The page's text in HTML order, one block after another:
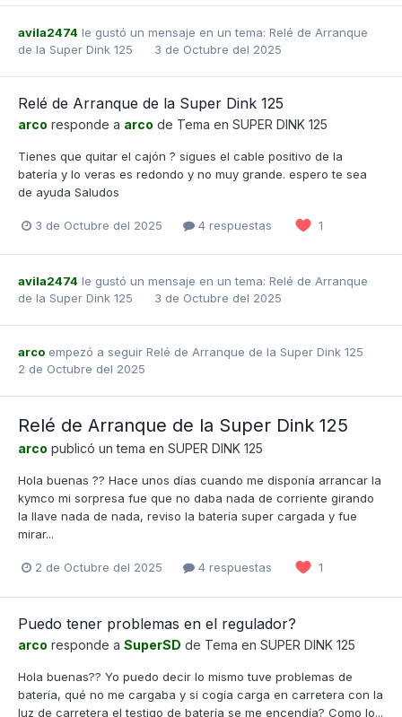
avila2474 le gustó un mensaje en un tema: Relé de Arranque
de la Super Dink 125
3 de Octubre del 2025
Relé de Arranque de la Super Dink 125
arco responde a arco de Tema en SUPER DINK 125
Tienes que quitar el cajón ? sigues el cable positivo de la
batería y lo veras es redondo y no muy grande. espero te sea
de ayuda Saludos
3 de Octubre del 2025 4 respuestas 1
avila2474 le gustó un mensaje en un tema: Relé de Arranque
de la Super Dink 125
3 de Octubre del 2025
arco empezó a seguir Relé de Arranque de la Super Dink 125
2 de Octubre del 2025
Relé de Arranque de la Super Dink 125
arco publicó un tema en SUPER DINK 125
Hola buenas ?? Hace unos días cuando me disponía arrancar la
kymco mi sorpresa fue que no daba nada de corriente girando
la llave nada de nada, reviso la batería super cargada y fue
mirar...
2 de Octubre del 2025 4 respuestas 1
Puedo tener problemas en el regulador?
arco responde a SuperSD de Tema en SUPER DINK 125
Hola buenas?? Yo puedo decir lo mismo tuve problemas de
batería, qué no me cargaba y si cogía carga en carretera con la
luz de carretera el testigo de batería se me encendía? Como lo...